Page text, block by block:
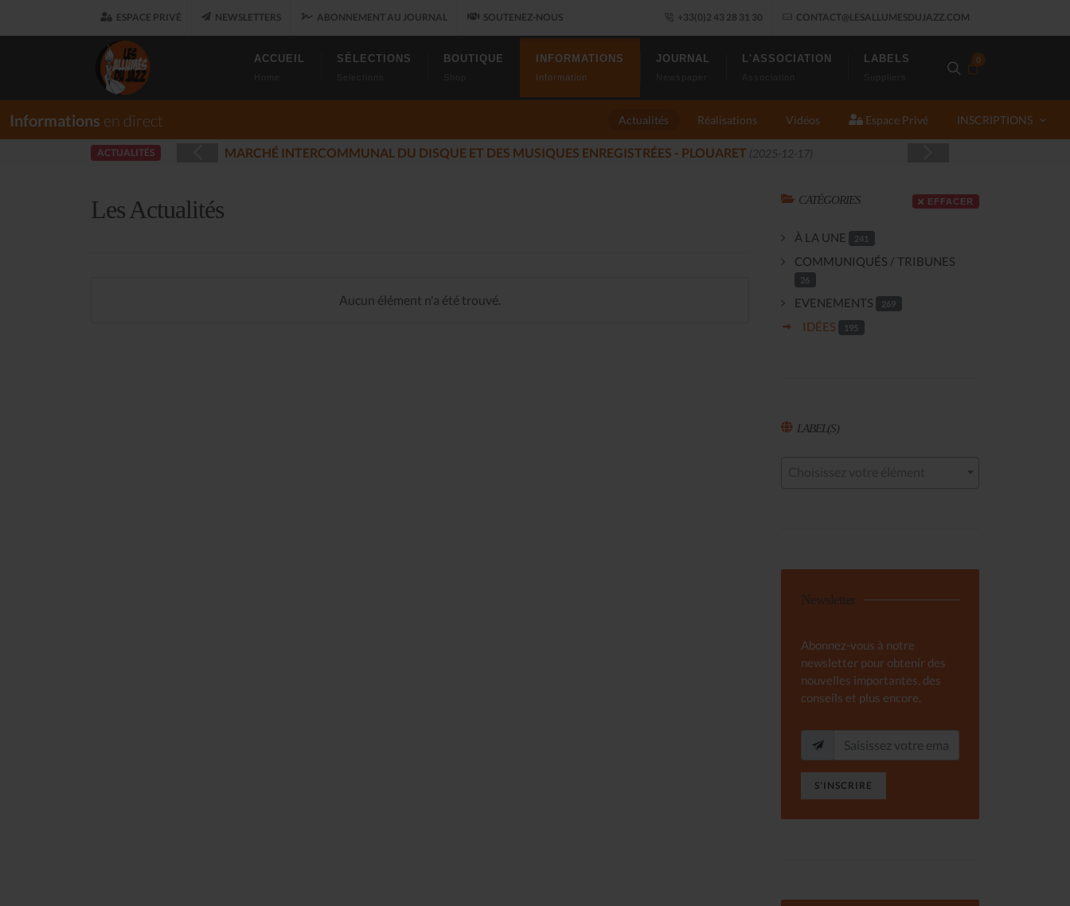
ESPACE PRIVÉ NEWSLETTERS ABONNEMENT AU JOURNAL SOUTENEZ-NOUS +33(0)2 43 28 31 30 CONTACT@LESALLUMESDUJAZZ.COM
0
ACCUEIL SÉLECTIONS BOUTIQUE INFORMATIONS
Information
JOURNAL L'ASSOCIATION LABELS
Informations en direct Actualités Réalisations Vidéos Espace Privé INSCRIPTIONS
ACTUALITÉS
(2025-12-17) LES ALLUMÉS DU JAZZ FONT SALON, LE PROGRAMME (2025-11-14)
Les Actualités
Aucun élément n'a été trouvé.
CATÉGORIES EFFACER
À LA UNE 241
COMMUNIQUÉS / TRIBUNES
26
EVENEMENTS 269
IDÉES 195
LABEL(S)
Newsletter
Abonnez-vous à notre
newsletter pour obtenir des
nouvelles importantes, des
conseils et plus encore.
S'INSCRIRE